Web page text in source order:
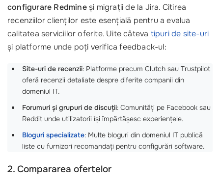
configurare Redmineși migrații de la Jira. Citirea
recenziilor clienților este esențială pentru a evalua
calitatea serviciilor oferite. Uite câteva tipuri de site-uri
și platforme unde poți verifica feedback-ul:
Site-uri de recenzii: Platforme precum Clutch sau Trustpilot
oferă recenzii detaliate despre diferite companii din
domeniul IT.
Forumuri și grupuri de discuții: Comunități pe Facebook sau
Reddit unde utilizatorii își împărtășesc experiențele.
Bloguri specializate: Multe bloguri din domeniul IT publică
liste cu furnizori recomandați pentru configurări software.
2. Compararea ofertelor